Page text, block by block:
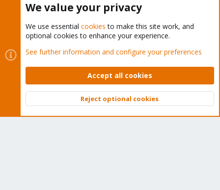
Cookies
Proxmox Support Forum - Light Mode
Contact us
Terms and rules Privacy policy Help Home
Community platform by XenForo © 2010-2026 XenForo Ltd.
Top
We value your privacy
We use essential cookies to make this site work, and
optional cookies to enhance your experience.
See further information and configure your preferences
Accept all cookies
Reject optional cookies